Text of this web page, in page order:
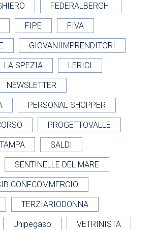
FEDERALBERGHI
FIPE FIVA
GIOVANIIMPRENDITORI
LA SPEZIA LERICI
NEWSLETTER
PERSONAL SHOPPER
PROGETTOVALLE
SALDI
SENTINELLE DEL MARE
CONFCOMMERCIO
TERZIARIODONNA
Unipegaso VETRINISTA